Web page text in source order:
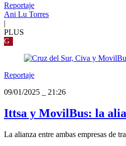
Reportaje
Ani Lu Torres
|
PLUS
G
Reportaje
09/01/2025
21:26
Ittsa y MovilBus: la
La alianza entre ambas empresas de